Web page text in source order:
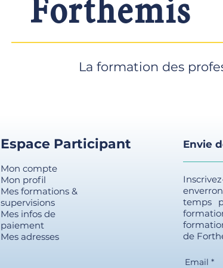
Chapitre 4 : Les textes de
Chapitre 5 : La
Facturer une
Les phases de la
Quels troubles sont
L’irresponsabilité
L’expertise psychiatrique
En effet, dès paiement
commencer la formation.
Voir nos conditions
Forthemis
La formation des
Espace Participant
Mon compte
Mon profil
Mes formations &
supervisions
Mes infos de
paiement
Mes adresses
Envie
temps
de
Email *